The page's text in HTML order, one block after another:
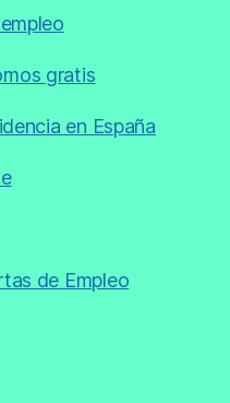
gratis
en España
de Empleo